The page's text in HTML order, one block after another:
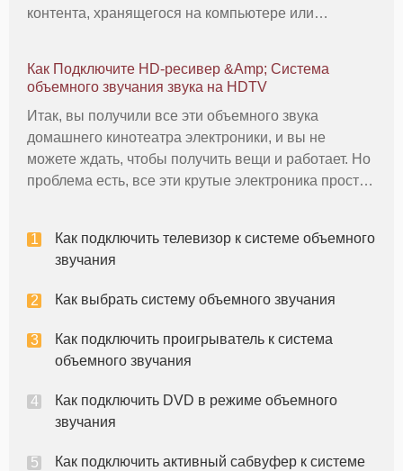
контента, хранящегося на компьютере или
объемным звуком, либо с системой полного
Как Подключите HD-ресивер &Amp; Система
объемного звучания звука на HDTV
Итак, вы получили все эти объемного звука
домашнего кинотеатра электроники, и вы не
можете ждать, чтобы получить вещи и работает. Но
проблема есть, все эти крутые электроника просто
HD выглядит как космич
Как подключить телевизор к системе объемного
звучания
Как выбрать систему объемного звучания
Как подключить проигрыватель к система
объемного звучания
Как подключить DVD в режиме объемного
звучания
Как подключить активный сабвуфер к системе